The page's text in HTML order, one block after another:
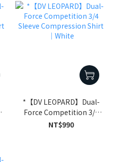
*【DV LEOPARD】Dual-
Force Competition 3/4
Sleeve Compression
NT$990